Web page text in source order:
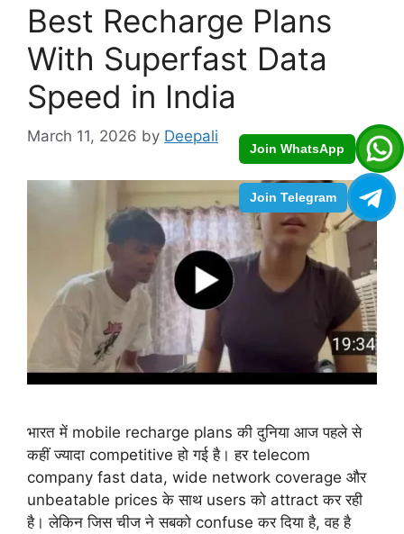
Join WhatsApp
Join Telegram
Best Recharge Plans
With Superfast Data
Speed in India
March 11, 2026 by Deepali
भारत में mobile recharge plans की दुनिया आज पहले से
कहीं ज्यादा competitive हो गई है। हर telecom
company fast data, wide network coverage और
unbeatable prices के साथ users को attract कर रही
है। लेकिन जिस चीज ने सबको confuse कर दिया है, वह है